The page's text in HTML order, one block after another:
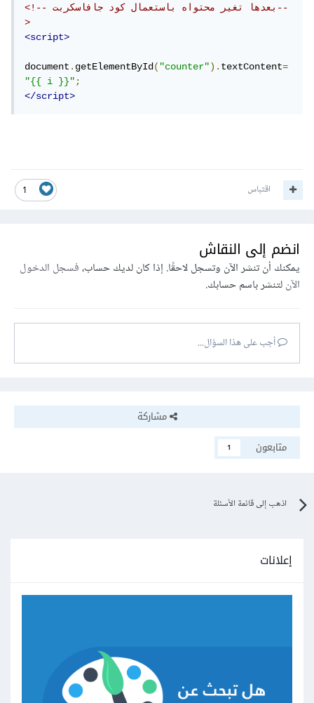
<!-- بعدها تغير محتواه باستعمال كود جافاسكربت--
>
<script>
document.getElementById("counter").textContent=
"{{ i }}";
</script>
1 اقتباس
انضم إلى النقاش
يمكنك أن تنشر الآن وتسجل لاحقًا. إذا كان لديك حساب،فسجل الدخول
الآنلتنشر باسم حسابك.
أجب على هذا السؤال...
مشاركة
متابعون
1
اذهب إلى قائمة الأسئلة
إعلانات